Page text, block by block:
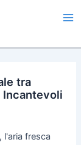
tra
Incantevoli
l'aria fresca